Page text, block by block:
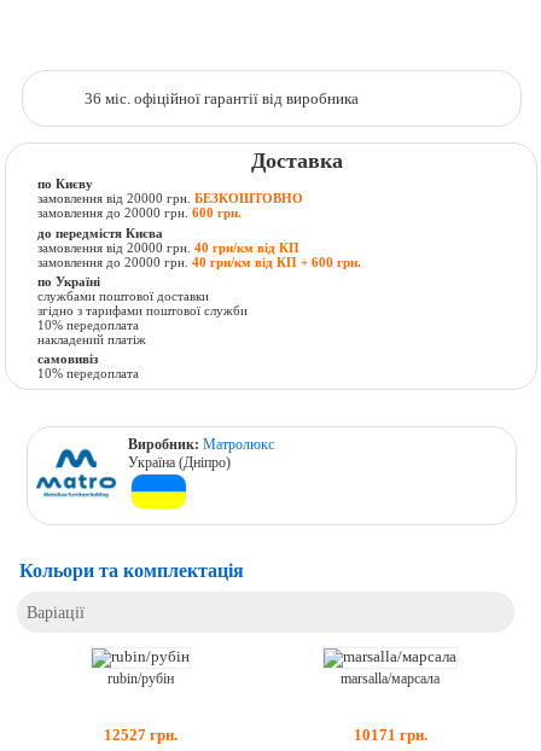
36 міс. офіційної гарантії від виробника
Доставка
по Києву
замовлення від 20000 грн.БЕЗКОШТОВНО
замовлення до 20000 грн.600 грн.
до передмістя Києва
замовлення від 20000 грн.40 грн/км від КП
замовлення до 20000 грн.40 грн/км від КП + 600 грн.
по Україні
службами поштової доставки
згідно з тарифами поштової служби
10% передоплата
накладений платіж
самовивіз
10% передоплата
Виробник:Матролюкс
Україна (Дніпро)
Кольори та комплектація
Варіації
rubin/рубін
12527 грн.
marsalla/марсала
10171 грн.